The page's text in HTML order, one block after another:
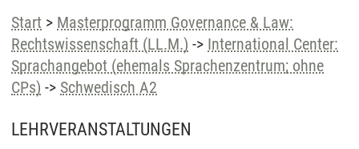
Start > Masterprogramm Governance & Law:
Rechtswissenschaft (LL.M.) -> International Center:
Sprachangebot (ehemals Sprachenzentrum; ohne
CPs) -> Schwedisch A2
LEHRVERANSTALTUNGEN